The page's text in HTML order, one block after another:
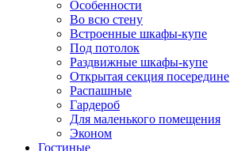
Особенности
Во всю стену
Встроенные шкафы-купе
Под потолок
Раздвижные шкафы-купе
Открытая секция посередине
Распашные
Гардероб
Для маленького помещения
Эконом
Гостиные